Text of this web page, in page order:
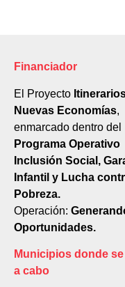
Financiador
El Proyecto
Nuevas Economías,
enmarcado dentro del
Programa Operativo
Inclusión Social,
Infantil y Lucha
Pobreza.
Operación:
Oportunidades.
Municipios donde
a cabo